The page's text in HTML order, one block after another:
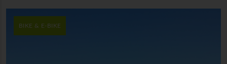
BIKE & E-BIKE